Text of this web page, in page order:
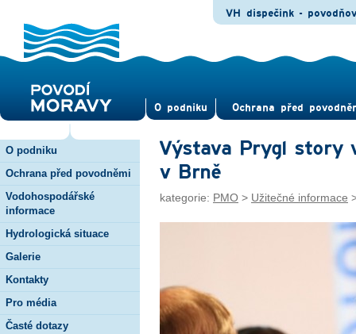
O pod­niku Ochrana před
VH dispečink -
O podniku
Ochrana před povodněmi
Vodohospodářské
informace
Hydrologická situace
Galerie
Kontakty
Pro média
Časté dotazy
Výstava Prygl story
v Brně
kategorie: PMO > Užitečné informace